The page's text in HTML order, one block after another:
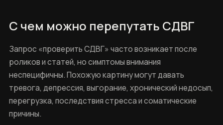
С чем можно перепутать СДВГ
Запрос «проверить СДВГ» часто возникает после
роликов и статей, но симптомы внимания
неспецифичны. Похожую картину могут давать
тревога, депрессия, выгорание, хронический недосып,
перегрузка, последствия стресса и соматические
причины.